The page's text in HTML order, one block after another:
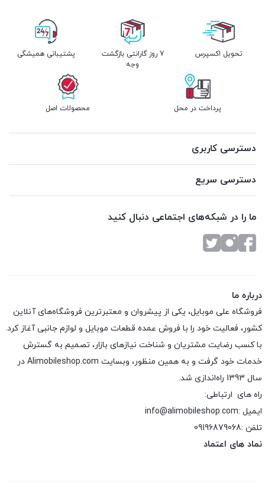
تحویل اکسپرس
7 روز گارانتی بازگشت
وجه
پشتیبانی همیشگی
پرداخت در محل محصولات اصل
دسترسی کاربری
دسترسی سریع
ما را در شبکه‌های اجتماعی دنبال کنید
درباره ما
فروشگاه علی موبایل، یکی از پیشروان و معتبرترین فروشگاه‌های آنلاین
کشور، فعالیت خود را با فروش عمده قطعات موبایل و لوازم جانبی آغاز کرد.
با کسب رضایت مشتریان و شناخت نیازهای بازار، تصمیم به گسترش
خدمات خود گرفت و به همین منظور، وبسایت Alimobileshop.com در
سال 1393 راه‌اندازی شد.
راه های ارتباطی:
ایمیل :info@alimobileshop.com
تلفن :09196879068
نماد های اعتماد